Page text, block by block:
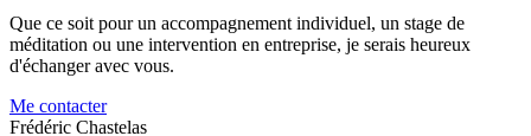
Que ce soit pour un accompagnement individuel, un stage de
méditation ou une intervention en entreprise, je serais heureux
d'échanger avec vous.
Me contacter
Frédéric Chastelas